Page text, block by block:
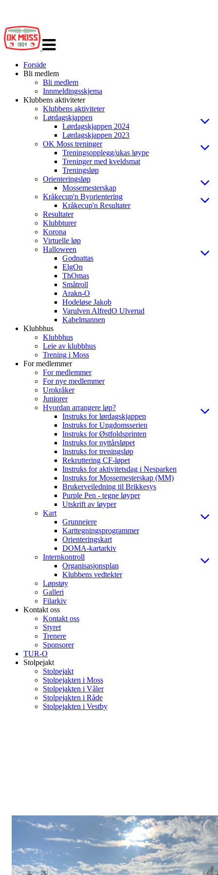
navigasjon
Forside
Bli medlem
Bli medlem
Innmeldingsskjema
Klubbens aktiviteter
Klubbens aktiviteter
Lørdagskjappen
Lørdagskjappen 2024
Lørdagskjappen 2023
OK Moss treninger
Treningsopplegg/ukas løype
Treninger med kveldsmat
Treningsløp
Orienteringsløp
Mossemesterskap
Kråkecup'n Byorientering
Kråkecup'n Resultater
Resultater
Klubbturer
Korona
Virtuelle løp
Halloween
Godnattas
ElgOn
ThOmas
Småtroll
Arakn-O
Hodeløse Jakob
Varulven AlfredO Ulverud
Kabelmannen
Klubbhus
Klubbhus
Leie av klubbhus
Trening i Moss
For medlemmer
For medlemmer
For nye medlemmer
Urokråker
Juniorer
Hvordan arrangere løp?
Instruks for lørdagskjappen
Instruks for Ungdomsserien
Instruks for Østfoldsprinten
Instruks for nyttårsløpet
Instruks for treningsløp
Rekruttering CF-løpet
Instruks for aktivitetsdag i Nesparken
Instruks for Mossemesterskap (MM)
Brukerveiledning til Brikkesys
Purple Pen - tegne løyper
Utskrift av løyper
Kart
Grunneiere
Karttegningsprogrammer
Orienteringskart
DOMA-kartarkiv
Internkontroll
Organisasjonsplan
Klubbens vedtekter
Løpstøy
Galleri
Filarkiv
Kontakt oss
Kontakt oss
Styret
Trenere
Sponsorer
TUR-O
Stolpejakt
Stolpejakt
Stolpejakten i Moss
Stolpejakten i Våler
Stolpejakten i Råde
Stolpejakten i Vestby